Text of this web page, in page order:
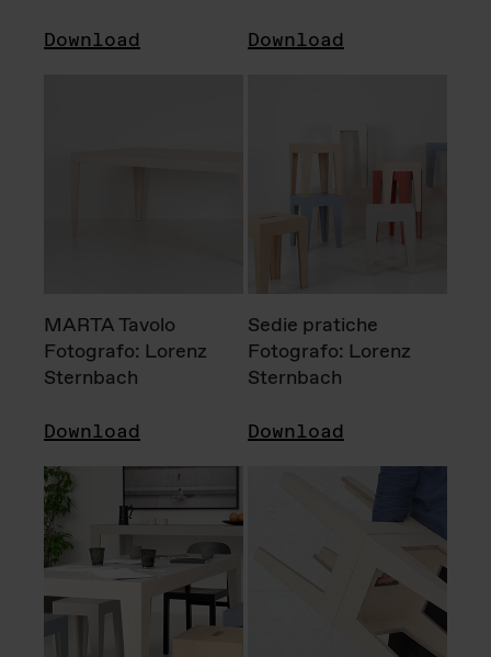
Download Download
MARTA Tavolo
Fotografo: Lorenz
Sternbach
Download
Sedie pratiche
Fotografo: Lorenz
Sternbach
Download